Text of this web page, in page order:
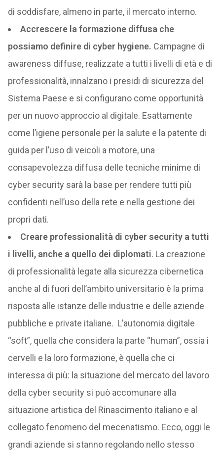
di soddisfare, almeno in parte, il mercato interno.
Accrescere la formazione diffusa che
possiamo definire di cyber hygiene. Campagne di
awareness diffuse, realizzate a tutti i livelli di età e di
professionalità, innalzano i presidi di sicurezza del
Sistema Paese e si configurano come opportunità
per un nuovo approccio al digitale. Esattamente
come l’igiene personale per la salute e la patente di
guida per l’uso di veicoli a motore, una
consapevolezza diffusa delle tecniche minime di
cyber security sarà la base per rendere tutti più
confidenti nell’uso della rete e nella gestione dei
propri dati.
Creare professionalità di cyber security a tutti
i livelli, anche a quello dei diplomati. La creazione
di professionalità legate alla sicurezza cibernetica
anche al di fuori dell’ambito universitario è la prima
risposta alle istanze delle industrie e delle aziende
pubbliche e private italiane. L’autonomia digitale
“soft”, quella che considera la parte “human”, ossia i
cervelli e la loro formazione, è quella che ci
interessa di più: la situazione del mercato del lavoro
della cyber security si può accomunare alla
situazione artistica del Rinascimento italiano e al
collegato fenomeno del mecenatismo. Ecco, oggi le
grandi aziende si stanno regolando nello stesso